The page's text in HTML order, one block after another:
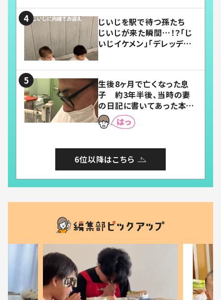
じいじを駅で待つ孫たち
じいじが来た瞬間…！？「じ
いじイケメン」「デレッデレ」
生後8ヶ月で亡くなった息
子 約3年半後、当時の妻
の日記に書いてあった本音
とは
6位以降はこちら